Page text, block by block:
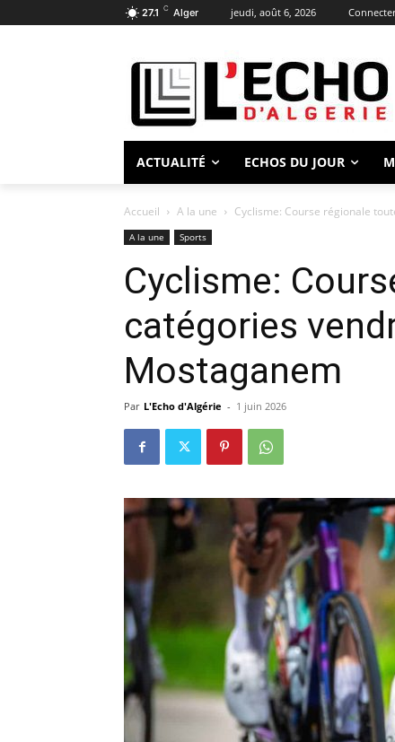
27.1 C Alger jeudi, août 6, 2026
ACTUALITÉ ECHOS DU JOUR
Accueil A la une Cyclisme: Course régionale
A la une Sports
Cyclisme:
catégories
Mostaganem
Par L'Echo d'Algérie - 1 juin 2026